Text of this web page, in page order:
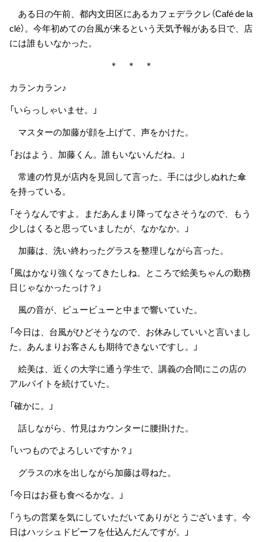
ある日の午前、都内文田区にあるカフェデラクレ（Café de la
clé）。今年初めての台風が来るという天気予報がある日で、店
には誰もいなかった。
＊ ＊ ＊
カランカラン♪
「いらっしゃいませ。」
マスターの加藤が顔を上げて、声をかけた。
「おはよう、加藤くん。誰もいないんだね。」
常連の竹見が店内を見回して言った。手には少しぬれた傘
を持っている。
「そうなんですよ。まだあんまり降ってなさそうなので、もう
少しはくると思っていましたが、なかなか。」
加藤は、洗い終わったグラスを整理しながら言った。
「風はかなり強くなってきたしね。ところで絵美ちゃんの勤務
日じゃなかったっけ？」
風の音が、ビュービューと中まで響いていた。
「今日は、台風がひどそうなので、お休みしていいと言いまし
た。あんまりお客さんも期待できないですし。」
絵美は、近くの大学に通う学生で、講義の合間にこの店の
アルバイトを続けていた。
「確かに。」
話しながら、竹見はカウンターに腰掛けた。
「いつものでよろしいですか？」
グラスの水を出しながら加藤は尋ねた。
「今日はお昼も食べるかな。」
「うちの営業を気にしていただいてありがとうございます。今
日はハッシュドビーフを仕込んだんですが。」